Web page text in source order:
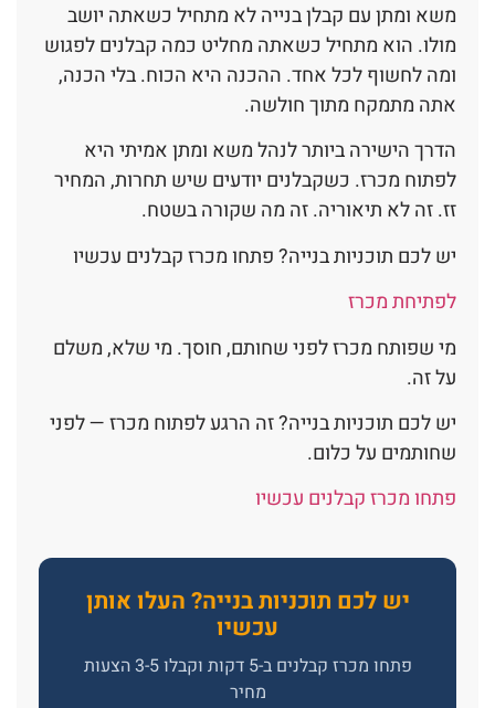
משא ומתן עם קבלן בנייה לא מתחיל כשאתה יושב
מולו. הוא מתחיל כשאתה מחליט כמה קבלנים לפגוש
ומה לחשוף לכל אחד. ההכנה היא הכוח. בלי הכנה,
אתה מתמקח מתוך חולשה.
הדרך הישירה ביותר לנהל משא ומתן אמיתי היא
לפתוח מכרז. כשקבלנים יודעים שיש תחרות, המחיר
זז. זה לא תיאוריה. זה מה שקורה בשטח.
יש לכם תוכניות בנייה? פתחו מכרז קבלנים עכשיו
לפתיחת מכרז
מי שפותח מכרז לפני שחותם, חוסך. מי שלא, משלם
על זה.
יש לכם תוכניות בנייה? זה הרגע לפתוח מכרז — לפני
שחותמים על כלום.
פתחו מכרז קבלנים עכשיו
יש לכם תוכניות בנייה? העלו אותן
עכשיו
פתחו מכרז קבלנים ב-5 דקות וקבלו 3-5 הצעות
מחיר